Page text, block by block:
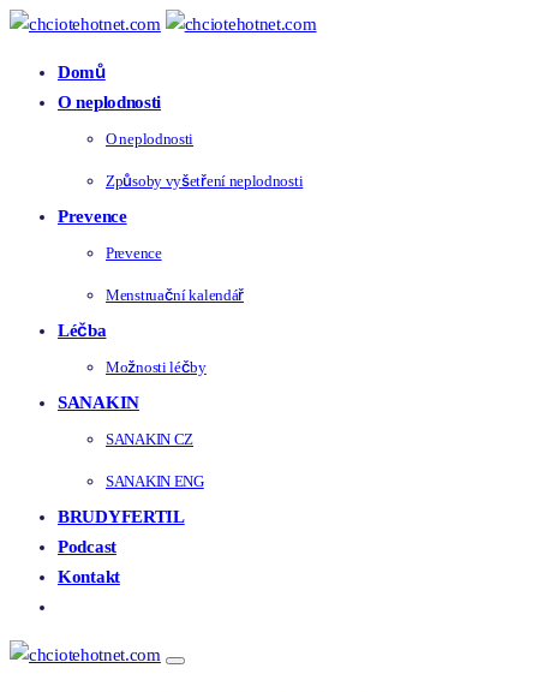
Domů
O neplodnosti
O neplodnosti
Způsoby vyšetření neplodnosti
Prevence
Prevence
Menstruační kalendář
Léčba
Možnosti léčby
SANAKIN
SANAKIN CZ
SANAKIN ENG
BRUDYFERTIL
Podcast
Kontakt